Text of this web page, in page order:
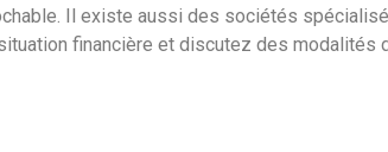
Il existe aussi des sociétés
financière et discutez des modalités